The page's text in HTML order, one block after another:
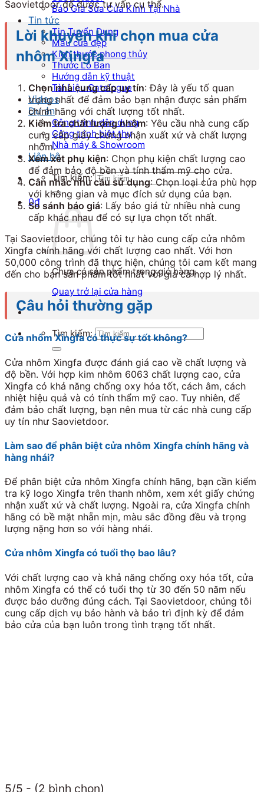
Báo Giá Sửa Cửa Kính Tại Nhà
Tin tức
Tin Tuyển Dụng
Mẫu cửa đẹp
Kích thước phong thủy
Thước Lỗ Ban
Hướng dẫn kỹ thuật
Tài Liệu Catalogue
Videos
Dự án
Công trình dân dụng
Công trình biệt thự
Nhà máy & Showroom
Liên hệ
Tìm kiếm:
0₫
Chưa có sản phẩm trong giỏ hàng.
Quay trở lại cửa hàng
Tìm kiếm:
Saovietdoor để được tư vấn cụ thể.
Lời khuyên khi chọn mua cửa
nhôm Xingfa
Chọn nhà cung cấp uy tín: Đây là yếu tố quan
trọng nhất để đảm bảo bạn nhận được sản phẩm
chính hãng với chất lượng tốt nhất.
Kiểm tra chất lượng nhôm: Yêu cầu nhà cung cấp
cung cấp giấy chứng nhận xuất xứ và chất lượng
nhôm.
Xem xét phụ kiện: Chọn phụ kiện chất lượng cao
để đảm bảo độ bền và tính thẩm mỹ cho cửa.
Cân nhắc nhu cầu sử dụng: Chọn loại cửa phù hợp
với không gian và mục đích sử dụng của bạn.
So sánh báo giá: Lấy báo giá từ nhiều nhà cung
cấp khác nhau để có sự lựa chọn tốt nhất.
Tại Saovietdoor, chúng tôi tự hào cung cấp cửa nhôm
Xingfa chính hãng với chất lượng cao nhất. Với hơn
50,000 công trình đã thực hiện, chúng tôi cam kết mang
đến cho bạn sản phẩm tốt nhất với giá cả hợp lý nhất.
Câu hỏi thường gặp
Cửa nhôm Xingfa có thực sự tốt không?
Cửa nhôm Xingfa được đánh giá cao về chất lượng và
độ bền. Với hợp kim nhôm 6063 chất lượng cao, cửa
Xingfa có khả năng chống oxy hóa tốt, cách âm, cách
nhiệt hiệu quả và có tính thẩm mỹ cao. Tuy nhiên, để
đảm bảo chất lượng, bạn nên mua từ các nhà cung cấp
uy tín như Saovietdoor.
Làm sao để phân biệt cửa nhôm Xingfa chính hãng và
hàng nhái?
Để phân biệt cửa nhôm Xingfa chính hãng, bạn cần kiểm
tra kỹ logo Xingfa trên thanh nhôm, xem xét giấy chứng
nhận xuất xứ và chất lượng. Ngoài ra, cửa Xingfa chính
hãng có bề mặt nhẵn mịn, màu sắc đồng đều và trọng
lượng nặng hơn so với hàng nhái.
Cửa nhôm Xingfa có tuổi thọ bao lâu?
Với chất lượng cao và khả năng chống oxy hóa tốt, cửa
nhôm Xingfa có thể có tuổi thọ từ 30 đến 50 năm nếu
được bảo dưỡng đúng cách. Tại Saovietdoor, chúng tôi
cung cấp dịch vụ bảo hành và bảo trì định kỳ để đảm
bảo cửa của bạn luôn trong tình trạng tốt nhất.
5/5 - (2 bình chọn)